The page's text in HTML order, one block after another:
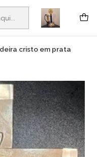
antiguidades em Viana do
cristo em prata